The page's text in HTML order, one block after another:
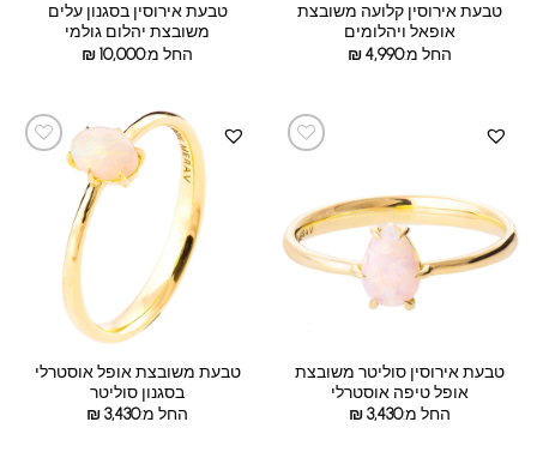
טבעת אירוסין קלועה משובצת
אופאל ויהלומים
החל מ:
₪4,990
טבעת אירוסין בסגנון עלים
משובצת יהלום גולמי
החל מ:
₪10,000
טבעת אירוסין סוליטר משובצת
אופל טיפה אוסטרלי
החל מ:
₪3,430
טבעת משובצת אופל אוסטרלי
בסגנון סוליטר
החל מ:
₪3,430